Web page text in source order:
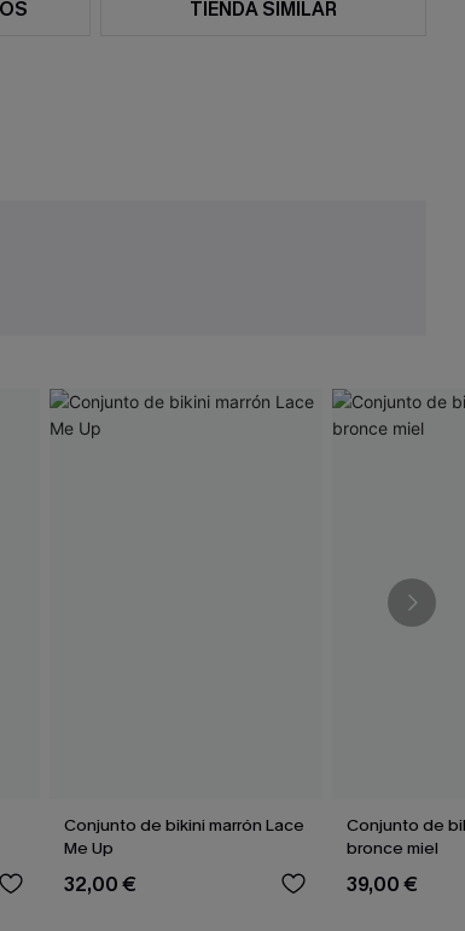
TIENDA SIMILAR
Conjunto de bikini marrón Lace
Me Up
32,00 €
Conjunto de
bronce miel
39,00 €